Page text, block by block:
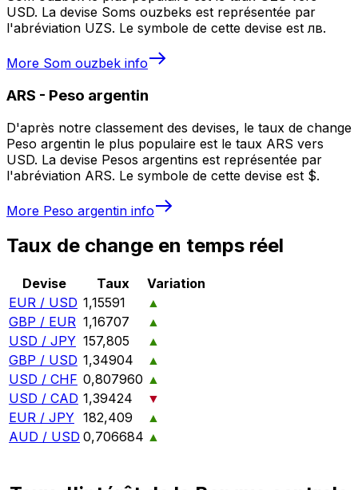
USD. La devise Soms ouzbeks est représentée par
l'abréviation UZS. Le symbole de cette devise est лв.
More Som ouzbek info
ARS - Peso argentin
D'après notre classement des devises, le taux de change
Peso argentin le plus populaire est le taux ARS vers
USD. La devise Pesos argentins est représentée par
l'abréviation ARS. Le symbole de cette devise est $.
More Peso argentin info
Taux de change en temps réel
Devise Taux
Variation
EUR / USD 1,15591
▲
GBP / EUR 1,16707
▲
USD / JPY 157,805
▲
GBP / USD 1,34904
▲
USD / CHF 0,807960 ▲
USD / CAD 1,39424
▼
EUR / JPY 182,409
▲
AUD / USD 0,706684 ▲